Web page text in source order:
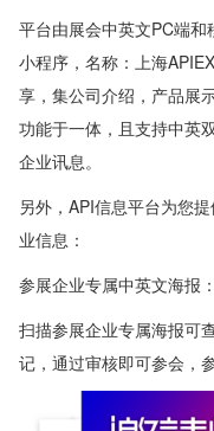
平台由展会中英文PC端
小程序，名称：上海
享，集公司介绍，产品展
功能于一体，且支持中英
企业讯息。
另外，API信息平台为您
业信息：
参展企业专属中英文海报：
扫描参展企业专属海报可
记，通过审核即可参会，